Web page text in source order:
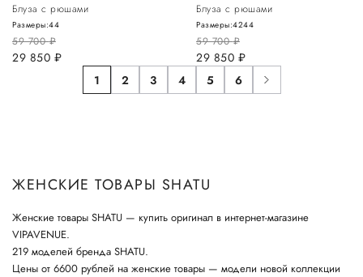
Блуза с рюшами
59 700руб.
29 850 руб.
Размеры:44
Блуза с рюшами
59 700руб.
29 850 руб.
Размеры:4244
1 2 3 4 5 6
ЖЕНСКИЕ ТОВАРЫ SHATU
Женские товары SHATU — купить оригинал в интернет-магазине
VIPAVENUE.
219 моделей бренда SHATU.
Цены от 6600 рублей на женские товары — модели новой коллекции